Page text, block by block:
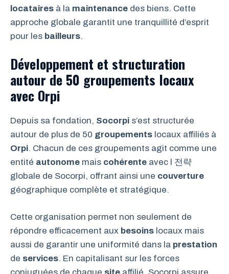
locataires à la maintenance des biens. Cette
approche globale garantit une tranquillité d’esprit
pour les bailleurs.
Développement et structuration
autour de 50 groupements locaux
avec Orpi
Depuis sa fondation, Socorpi s’est structurée
autour de plus de 50 groupements locaux affiliés à
Orpi. Chacun de ces groupements agit comme une
entité autonome mais cohérente avec l 전략
globale de Socorpi, offrant ainsi une couverture
géographique complète et stratégique.
Cette organisation permet non seulement de
répondre efficacement aux besoins locaux mais
aussi de garantir une uniformité dans la prestation
de services. En capitalisant sur les forces
conjuguées de chaque site affilié, Socorpi assure